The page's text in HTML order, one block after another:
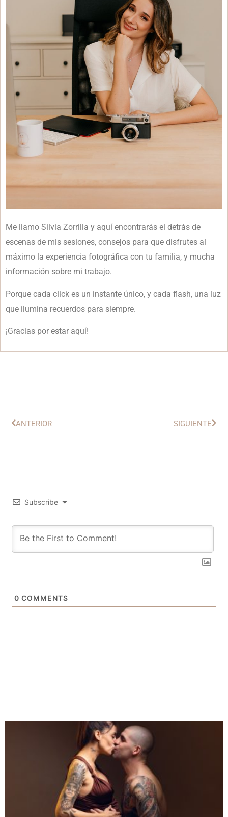
Me llamo Silvia Zorrilla y aquí encontrarás el detrás de
escenas de mis sesiones, consejos para que disfrutes al
máximo la experiencia fotográfica con tu familia, y mucha
información sobre mi trabajo.
Porque cada click es un instante único, y cada flash, una luz
que ilumina recuerdos para siempre.
¡Gracias por estar aquí!
ANTERIOR SIGUIENTE
Subscribe
0 COMMENTS